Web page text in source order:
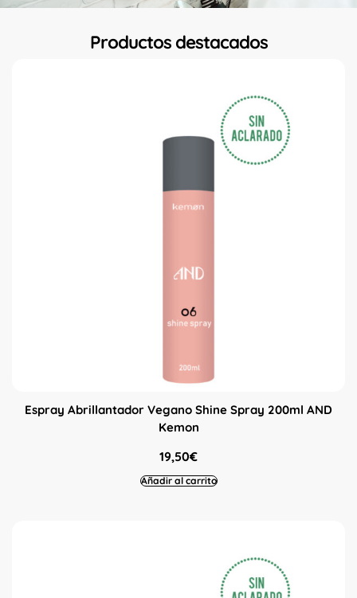
Productos destacados
Espray Abrillantador Vegano Shine Spray 200ml AND
Kemon
19,50€
Añadir al carrito